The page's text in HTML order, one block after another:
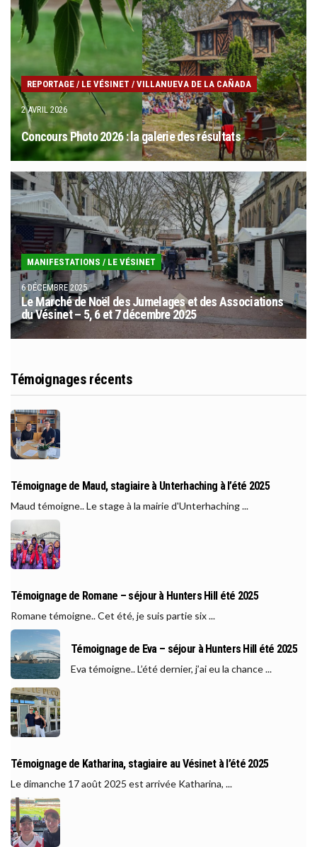
REPORTAGE / LE VÉSINET / VILLANUEVA DE LA CAÑADA
2 AVRIL 2026
Concours Photo 2026 : la galerie des résultats
MANIFESTATIONS / LE VÉSINET
6 DÉCEMBRE 2025
Le Marché de Noël des Jumelages et des Associations
du Vésinet – 5, 6 et 7 décembre 2025
Témoignages récents
Témoignage de Maud, stagiaire à Unterhaching à l’été 2025
Maud témoigne.. Le stage à la mairie d'Unterhaching ...
Témoignage de Romane – séjour à Hunters Hill été 2025
Romane témoigne.. Cet été, je suis partie six ...
Témoignage de Eva – séjour à Hunters Hill été 2025
Eva témoigne.. L’été dernier, j’ai eu la chance ...
Témoignage de Katharina, stagiaire au Vésinet à l’été 2025
Le dimanche 17 août 2025 est arrivée Katharina, ...